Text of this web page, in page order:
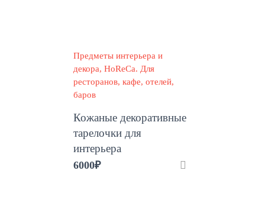
Предметы интерьера и
декора HoReCa. Для
ресторанов, кафе, отелей,
баров
Кожаные декоративные
тарелочки для
интерьера
6000₽